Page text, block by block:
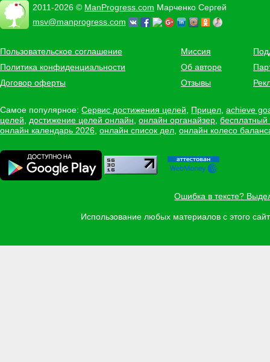
2011-2026 © ManProgress.com Марченко Сергей
msv@manprogress.com
Пользовательское соглашение
Политика конфиденциальности
Договор оферты
Миссия
Об авторе
Отзывы
Самое популярное: Сервис достижения целей Прицел achieve
целей
достижение целей онлайн онлайн органайзер
онлайн календарь 2026 онлайн список дел онлайн колесо
Ошибка в тексте?
Использование любых материалов с этого